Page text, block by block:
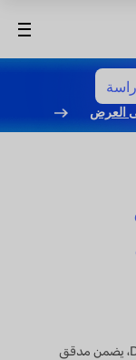
العرض
مدعوم بواسطة ChatGPT وDeepSeek R1، يضمن مدقق